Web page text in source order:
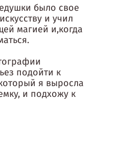
было свое
и учил
магией и,когда
подойти к
я выросла
и подхожу к